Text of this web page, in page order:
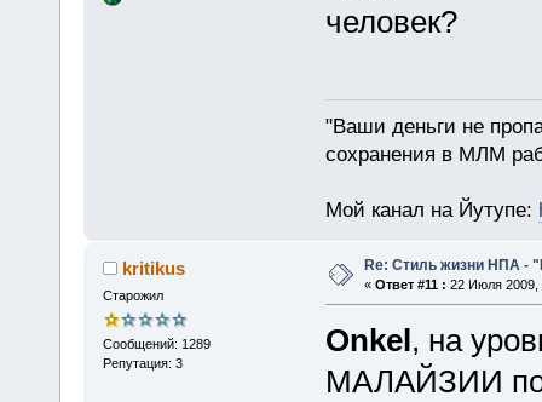
человек?
"Ваши деньги не
сохранения в МЛМ
Мой канал на Йутупе:
kritikus
Старожил
Сообщений: 1289
Репутация: 3
Re: Стиль жизни НПА -
« Ответ #11 : 22 Июля 2009,
Onkel, на
МАЛАЙЗИИ